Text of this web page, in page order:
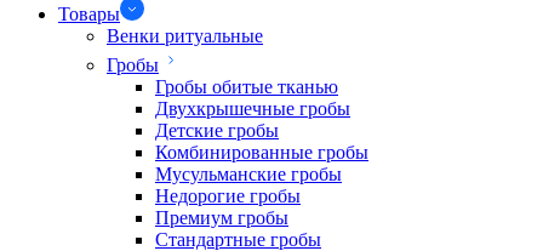
Товары
Венки ритуальные
Гробы
Гробы обитые тканью
Двухкрышечные гробы
Детские гробы
Комбинированные гробы
Мусульманские гробы
Недорогие гробы
Премиум гробы
Стандартные гробы